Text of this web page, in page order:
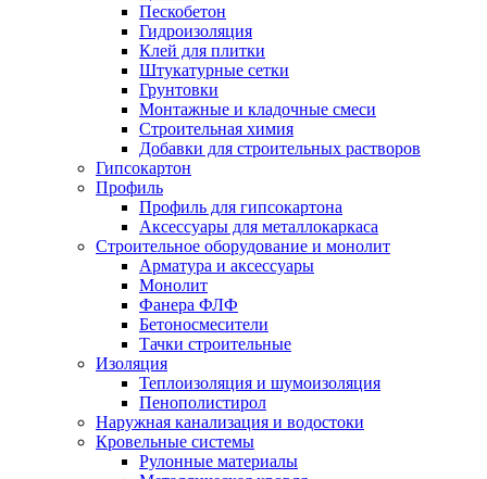
Пескобетон
Гидроизоляция
Клей для плитки
Штукатурные сетки
Грунтовки
Монтажные и кладочные смеси
Строительная химия
Добавки для строительных растворов
Гипсокартон
Профиль
Профиль для гипсокартона
Аксессуары для металлокаркаса
Строительное оборудование и монолит
Арматура и аксессуары
Монолит
Фанера ФЛФ
Бетоносмесители
Тачки строительные
Изоляция
Теплоизоляция и шумоизоляция
Пенополистирол
Наружная канализация и водостоки
Кровельные системы
Рулонные материалы